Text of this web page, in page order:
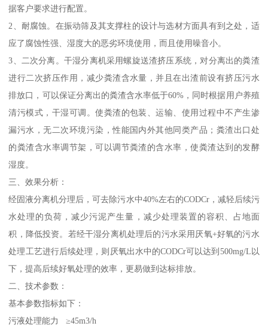
据客户要求进行配置。
2、耐腐蚀。在振动筛及其支撑柱的设计与选材方面具有到之处，适
应了腐蚀性强、湿度大的恶劣环境使用，而且使用噪音小。
3、二次分离。干湿分离机采用螺旋送渣挤压系统，对分离出的粪渣
进行二次挤压作用，减少粪渣含水量，并且在出渣前设有挤压污水
排放口，可以保证分离出的粪渣含水率低于60%，同时根据用户养殖
清污模式，干湿可调。使粪渣的包装、运输、使用过程中不产生渗
漏污水，无二次环境污染，性能国内外其他同类产品；粪渣出口处
的粪渣含水率调节架，可以调节粪渣的含水率，使粪渣达到的发酵
湿度。
三、效果分析：
经固液分离机分理后，可去除污水中40%左右的CODCr，减轻后续污
水处理的负荷，减少污泥产生量，减少处理装置的容积、占地面
积，降低投资。若经干湿分离机处理后的污水采用厌氧+好氧的污水
处理工艺进行后续处理，则厌氧出水中的CODCr可以达到500mg/L以
下，提高后续好氧处理的效率，更易做到达标排放。
二、技术参数：
基本参数指标如下：
污液处理能力 ≥45m3/h